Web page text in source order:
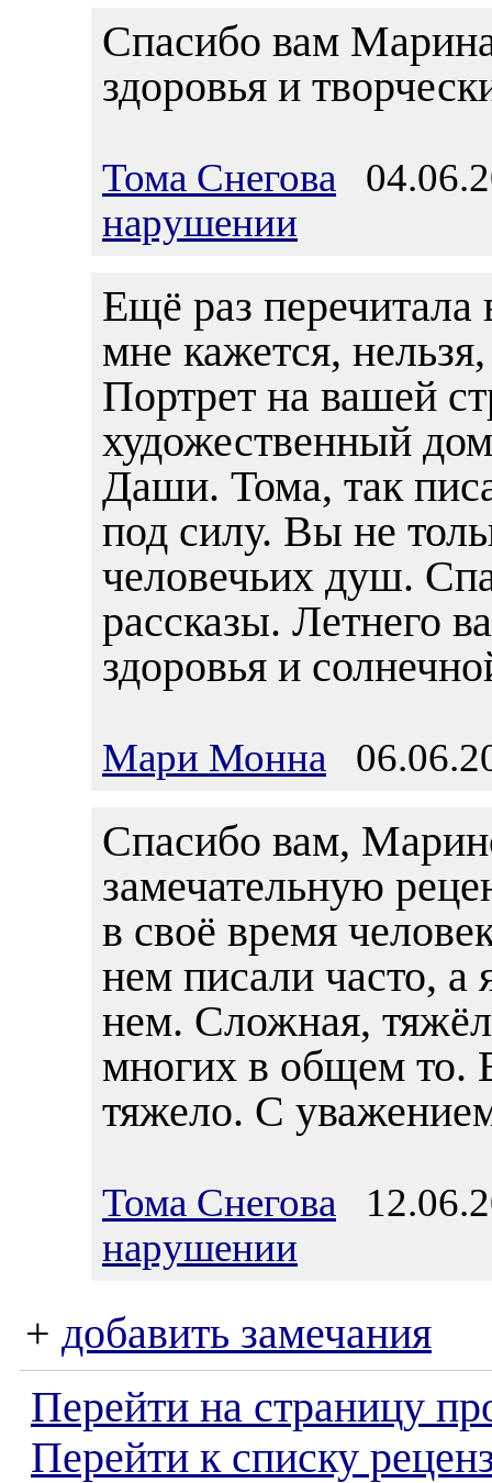
Спасибо вам
здоровья и
Тома Снегова
нарушении
Ещё раз перечитала
мне кажется,
Портрет на вашей
художественный
Даши. Тома, так
под силу. Вы не
человечьих душ.
рассказы. Летнего
здоровья и
Мари Монна
Спасибо вам,
замечательную
в своё время
нем писали часто, а
нем. Сложная,
многих в общем то.
тяжело. С
Тома Снегова
нарушении
+ добавить замечания
Перейти на страницу
Перейти к списку